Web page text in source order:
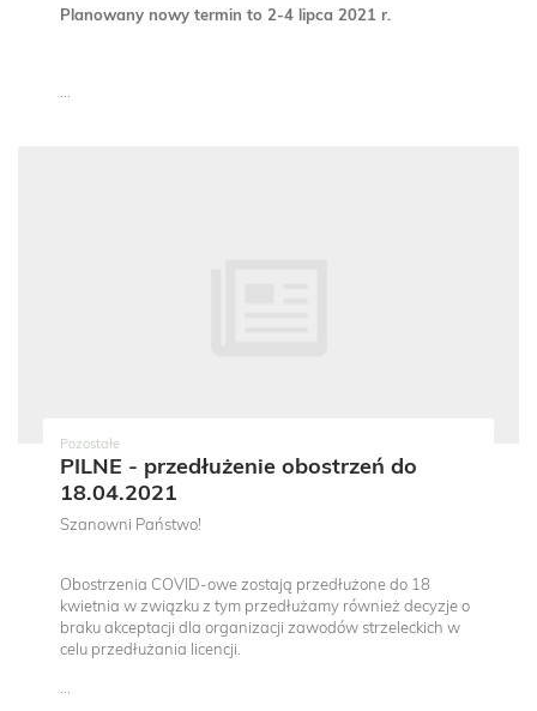
Planowany nowy termin to 2-4 lipca 2021 r.
...
Pozostałe
PILNE - przedłużenie obostrzeń do
18.04.2021
Szanowni Państwo!
Obostrzenia COVID-owe zostają przedłużone do 18
kwietnia w związku z tym przedłużamy również decyzje o
braku akceptacji dla organizacji zawodów strzeleckich w
celu przedłużania licencji.
...